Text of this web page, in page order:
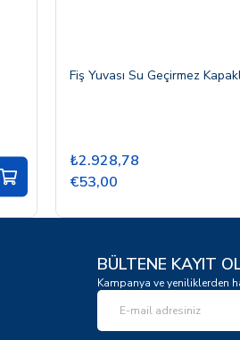
Fiş Yuvası Su Geçirmez
₺2.928,78
€53,00
BÜLTENE KAYIT
Kampanya ve yeniliklerden